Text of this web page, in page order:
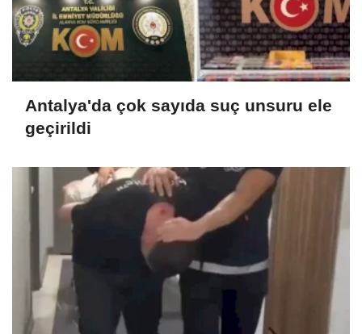
Antalya'da çok sayıda suç unsuru ele
geçirildi